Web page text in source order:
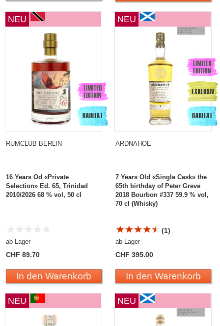
NEU
RUMCLUB BERLIN
16 Years Od «Private
Selection» Ed. 65, Trinidad
2010/2026 68 % vol, 50 cl
ab Lager
CHF 89.70
In den Warenkorb
NEU
ARDNAHOE
7 Years Old «Single Cask» the
65th birthday of Peter Greve
2018 Bourbon #337 59.9 % vol,
70 cl (Whisky)
(1)
ab Lager
CHF 395.00
In den Warenkorb
NEU NEU